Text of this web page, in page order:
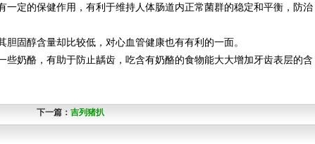
一定的保健作用，有利于维持人体肠道内正常菌群的稳定和平衡，防治
固醇含量却比较低，对心血管健康也有有利的一面。
些奶酪，有助于防止龋齿，吃含有奶酪的食物能大大增加牙齿表层的含
下一篇： 吉列猪扒